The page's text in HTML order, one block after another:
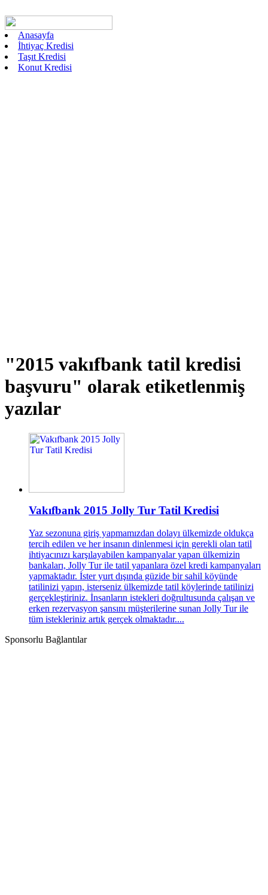
Anasayfa
İhtiyaç Kredisi
Taşıt Kredisi
Konut Kredisi
"2015 vakıfbank tatil kredisi
başvuru" olarak etiketlenmiş
yazılar
Vakıfbank 2015 Jolly Tur Tatil Kredisi
Yaz sezonuna giriş yapmamızdan dolayı ülkemizde oldukça
tercih edilen ve her insanın dinlenmesi için gerekli olan tatil
ihtiyacınızı karşılayabilen kampanyalar yapan ülkemizin
bankaları, Jolly Tur ile tatil yapanlara özel kredi kampanyaları
yapmaktadır. İster yurt dışında güzide bir sahil köyünde
tatilinizi yapın, isterseniz ülkemizde tatil köylerinde tatilinizi
gerçekleştiriniz. İnsanların istekleri doğrultusunda çalışan ve
erken rezervasyon şansını müşterilerine sunan Jolly Tur ile
tüm istekleriniz artık gerçek olmaktadır....
Sponsorlu Bağlantılar